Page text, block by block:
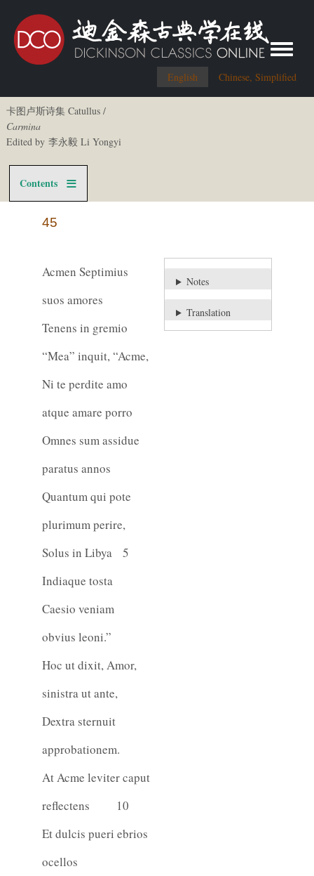
English Chinese, Simplified
Toggle
卡图卢斯诗集 Catullus /
Carmina
Edited by 李永毅 Li Yongyi
Contents
45
Acmen Septimius
suos amores
Tenens in gremio
“Mea” inquit, “Acme,
Ni te perdite amo
atque amare porro
Omnes sum assidue
paratus annos
Quantum qui pote
plurimum perire,
5
Solus in Libya
Indiaque tosta
Caesio veniam
obvius leoni.”
Hoc ut dixit, Amor,
sinistra ut ante,
Dextra sternuit
approbationem.
At Acme leviter caput
reflectens
10
Et dulcis pueri ebrios
ocellos
Notes
Translation